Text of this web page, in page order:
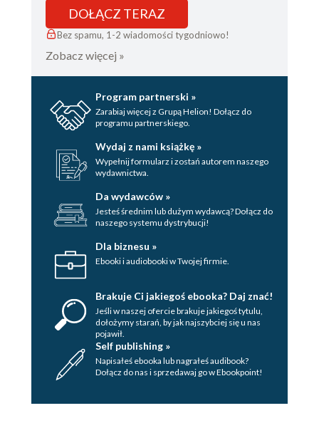
DOŁĄCZ TERAZ
Bez spamu, 1-2 wiadomości tygodniowo!
Zobacz więcej »
Program partnerski »
Zarabiaj więcej z Grupą Helion! Dołącz do
programu partnerskiego.
Wydaj z nami książkę »
Wypełnij formularz i zostań autorem naszego
wydawnictwa.
Da wydawców »
Jesteś średnim lub dużym wydawcą? Dołącz do
naszego systemu dystrybucji!
Dla biznesu »
Ebooki i audiobooki w Twojej firmie.
Brakuje Ci jakiegoś ebooka? Daj znać!
Jeśli w naszej ofercie brakuje jakiegoś tytulu,
dołożymy starań, by jak najszybciej się u nas
pojawił.
Self publishing »
Napisałeś ebooka lub nagrałeś audibook?
Dołącz do nas i sprzedawaj go w Ebookpoint!